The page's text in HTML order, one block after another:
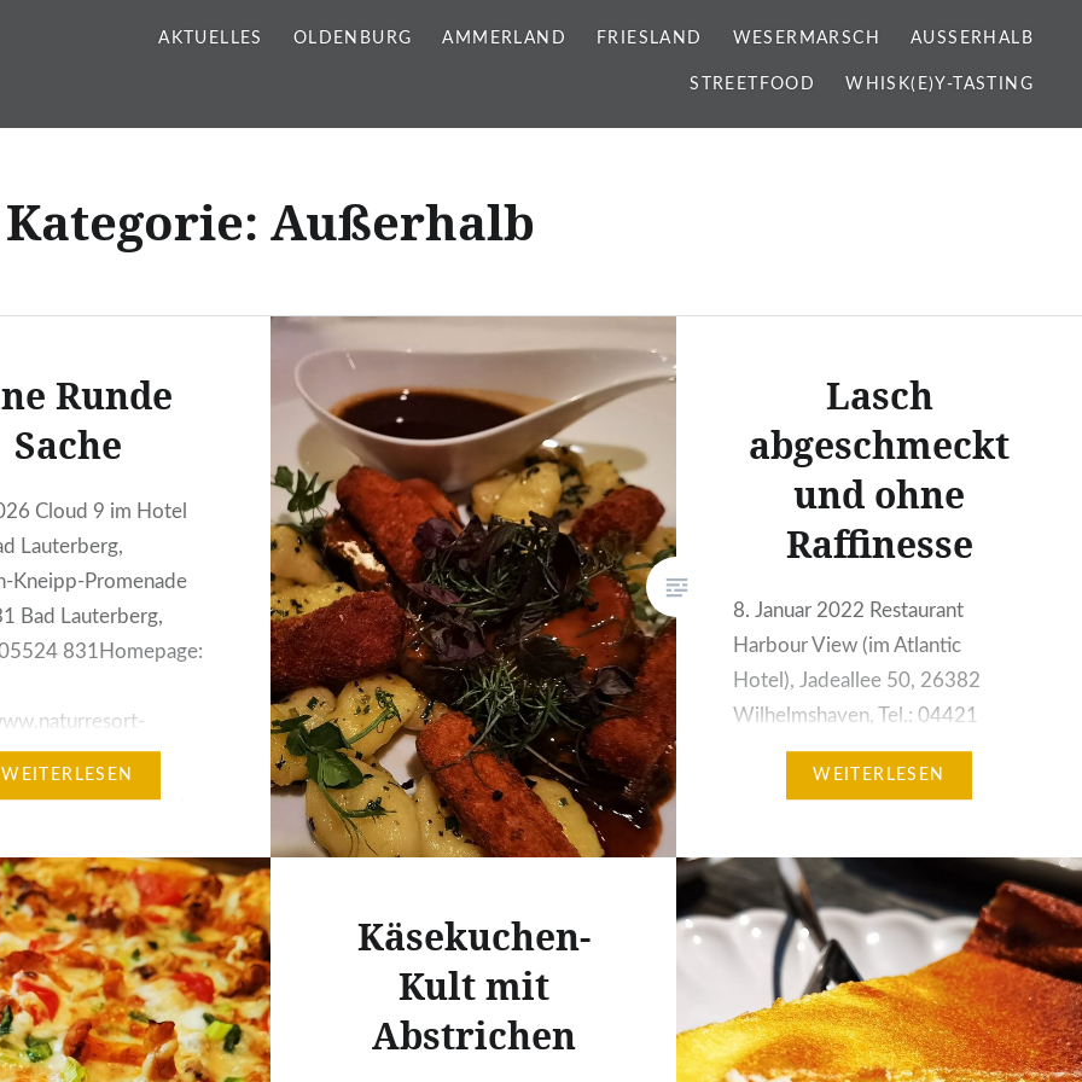
AKTUELLES OLDENBURG AMMERLAND FRIESLAND WESERMARSCH AUSSERHALB
STREETFOOD WHISK(E)Y-TASTING
Kategorie: Außerhalb
Runde
Sache
Cloud 9 im Hotel
Lauterberg,
Kneipp-Promenade
Bad Lauterberg,
831Homepage:
cloud9 Von der
39,50
runde Abende. Sie
selten, aber
und wieder vor. So
hatte ich im Cloud
WEITERLESEN
Lasch
abgeschmeckt
und ohne
Raffinesse
8. Januar 2022 Restaurant
Harbour View (im Atlantic
Hotel), Jadeallee 50, 26382
Wilhelmshaven, Tel.: 04421
773380
Homepage: https://www.atlantic-
wilhelmshaven/restaurant-
harbour-view Von der Karte:
Geschmorte Deichlammschulter
Quellerpesto | frittierte
Schwarzwurzeln | Gnocchi 29,00
Euro Eine Auszeit im Hotel
Atlantic in Wilhelmshaven lohnt
WEITERLESEN
Käsekuchen-
Kult mit
Abstrichen